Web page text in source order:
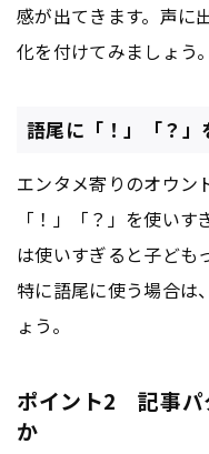
感が出てきます。声に
化を付けてみましょう。
語尾に「！」「？
エンタメ寄りのオウン
「！」「？」を使い
は使いすぎると子ども
特に語尾に使う場合は
ょう。
ポイント2 記事パ
か